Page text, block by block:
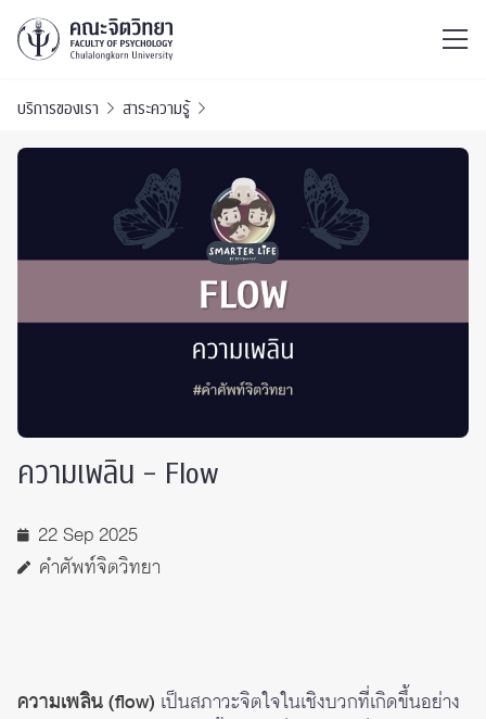
บริการของเรา สาระความรู้
ความเพลิน – Flow
22 Sep 2025
คำศัพท์จิตวิทยา
ความเพลิน (flow) เป็นสภาวะจิตใจในเชิงบวกที่เกิดขึ้นอย่าง